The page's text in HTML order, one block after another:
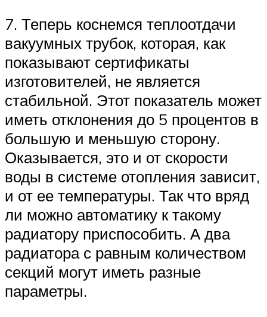
7. Теперь коснемся теплоотдачи
вакуумных трубок, которая, как
показывают сертификаты
изготовителей, не является
стабильной. Этот показатель может
иметь отклонения до 5 процентов в
большую и меньшую сторону.
Оказывается, это и от скорости
воды в системе отопления зависит,
и от ее температуры. Так что вряд
ли можно автоматику к такому
радиатору приспособить. А два
радиатора с равным количеством
секций могут иметь разные
параметры.